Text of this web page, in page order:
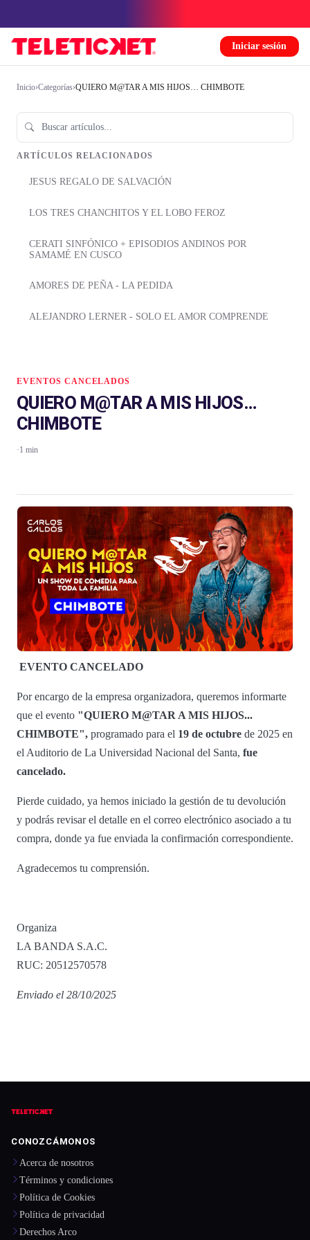
Iniciar sesión
Inicio›Categorías›QUIERO M@TAR A MIS HIJOS… CHIMBOTE
ARTÍCULOS RELACIONADOS
JESUS REGALO DE SALVACIÓN
LOS TRES CHANCHITOS Y EL LOBO FEROZ
CERATI SINFÓNICO + EPISODIOS ANDINOS POR
SAMAMÉ EN CUSCO
AMORES DE PEÑA - LA PEDIDA
ALEJANDRO LERNER - SOLO EL AMOR COMPRENDE
EVENTOS CANCELADOS
QUIERO M@TAR A MIS HIJOS…
CHIMBOTE
·1 min
EVENTO CANCELADO
Por encargo de la empresa organizadora, queremos informarte
que el evento "QUIERO M@TAR A MIS HIJOS...
CHIMBOTE", programado para el 19 de octubre de 2025 en
el Auditorio de La Universidad Nacional del Santa, fue
cancelado.
Pierde cuidado, ya hemos iniciado la gestión de tu devolución
y podrás revisar el detalle en el correo electrónico asociado a tu
compra, donde ya fue enviada la confirmación correspondiente.
Agradecemos tu comprensión.
Organiza
LA BANDA S.A.C.
RUC: 20512570578
Enviado el 28/10/2025
CONOZCÁMONOS
Acerca de nosotros
Términos y condiciones
Política de Cookies
Política de privacidad
Derechos Arco